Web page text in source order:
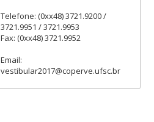
Telefone: (0xx48) 3721.9200 /
3721.9951 / 3721.9953
Fax: (0xx48) 3721.9952
Email:
vestibular2017@coperve.ufsc.br